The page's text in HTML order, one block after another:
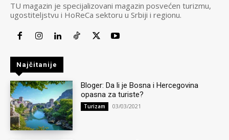
TU magazin je specijalizovani magazin posvećen turizmu,
ugostiteljstvu i HoReCa sektoru u Srbiji i regionu.
Najčitanije
Bloger: Da li je Bosna i Hercegovina
opasna za turiste?
Turizam 03/03/2021